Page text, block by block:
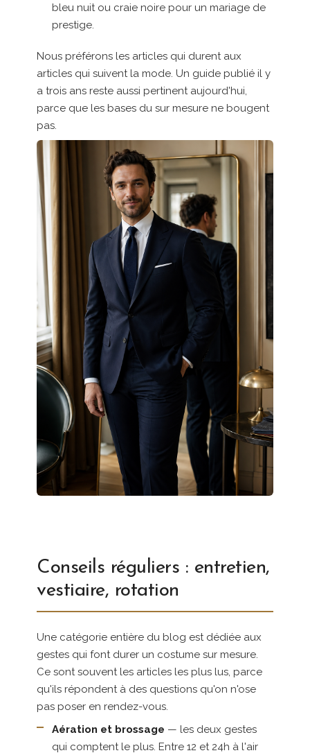
bleu nuit ou craie noire pour un mariage de
prestige.
Nous préférons les articles qui durent aux
articles qui suivent la mode. Un guide publié il y
a trois ans reste aussi pertinent aujourd'hui,
parce que les bases du sur mesure ne bougent
pas.
Conseils réguliers : entretien,
vestiaire, rotation
Une catégorie entière du blog est dédiée aux
gestes qui font durer un costume sur mesure.
Ce sont souvent les articles les plus lus, parce
qu'ils répondent à des questions qu'on n'ose
pas poser en rendez-vous.
Aération et brossage — les deux gestes
qui comptent le plus. Entre 12 et 24h à l'air